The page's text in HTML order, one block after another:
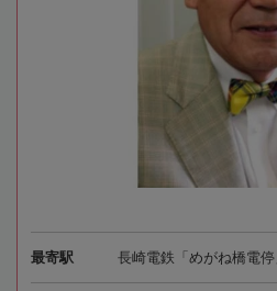
最寄駅 長崎電鉄「めがね橋電